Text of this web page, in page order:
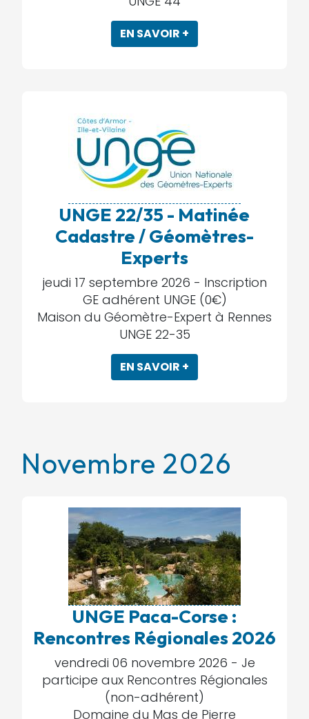
EN SAVOIR +
UNGE 22/35 - Matinée
Cadastre / Géomètres-
Experts
jeudi 17 septembre 2026 - Inscription
GE adhérent UNGE (0€)
Maison du Géomètre-Expert à Rennes
UNGE 22-35
EN SAVOIR +
Novembre 2026
UNGE Paca-Corse :
Rencontres Régionales 2026
vendredi 06 novembre 2026 - Je
participe aux Rencontres Régionales
(non-adhérent)
Domaine du Mas de Pierre